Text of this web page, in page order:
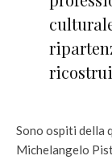
Sono ospiti della
Michelangelo